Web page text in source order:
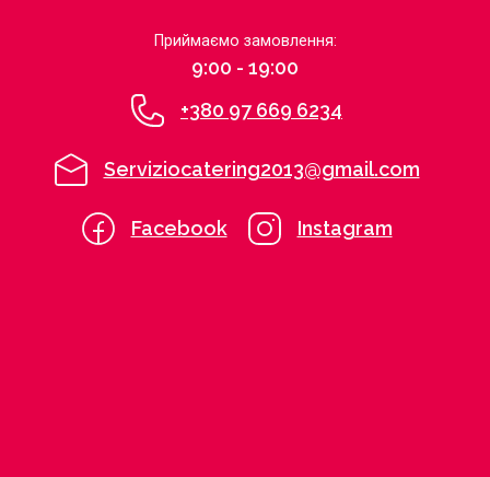
Приймаємо замовлення:
9:00 - 19:00
+380 97 669 6234
Serviziocatering2013@gmail.com
Facebook Instagram